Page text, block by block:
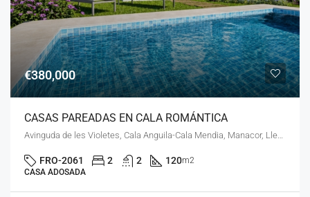
€380,000
CASAS PAREADAS EN CALA ROMÁNTICA
Avinguda de les Violetes, Cala Anguila-Cala Mendia, Manacor, Llevant, Illes Balears, 07689, España
FRO-2061 2 2 120m2
CASA ADOSADA